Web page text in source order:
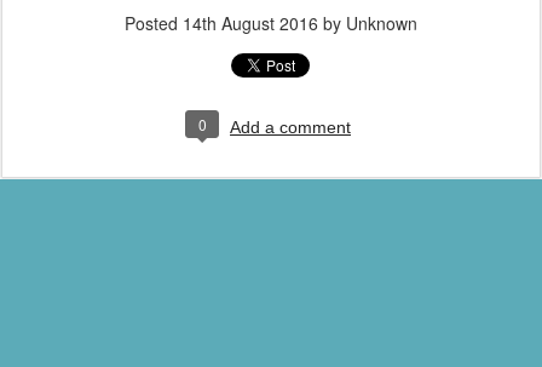
Posted 14th August 2016 by Unknown
0 Add a comment